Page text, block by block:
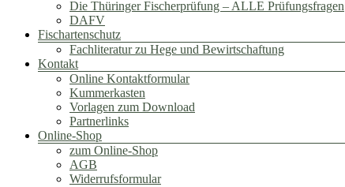
Die Thüringer Fischerprüfung – ALLE Prüfungsfragen
DAFV
Fischartenschutz
Fachliteratur zu Hege und Bewirtschaftung
Kontakt
Online Kontaktformular
Kummerkasten
Vorlagen zum Download
Partnerlinks
Online-Shop
zum Online-Shop
AGB
Widerrufsformular